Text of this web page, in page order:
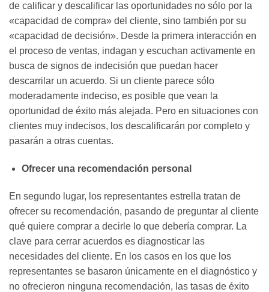
de calificar y descalificar las oportunidades no sólo por la
«capacidad de compra» del cliente, sino también por su
«capacidad de decisión». Desde la primera interacción en
el proceso de ventas, indagan y escuchan activamente en
busca de signos de indecisión que puedan hacer
descarrilar un acuerdo. Si un cliente parece sólo
moderadamente indeciso, es posible que vean la
oportunidad de éxito más alejada. Pero en situaciones con
clientes muy indecisos, los descalificarán por completo y
pasarán a otras cuentas.
Ofrecer una recomendación personal
En segundo lugar, los representantes estrella tratan de
ofrecer su recomendación, pasando de preguntar al cliente
qué quiere comprar a decirle lo que debería comprar. La
clave para cerrar acuerdos es diagnosticar las
necesidades del cliente. En los casos en los que los
representantes se basaron únicamente en el diagnóstico y
no ofrecieron ninguna recomendación, las tasas de éxito